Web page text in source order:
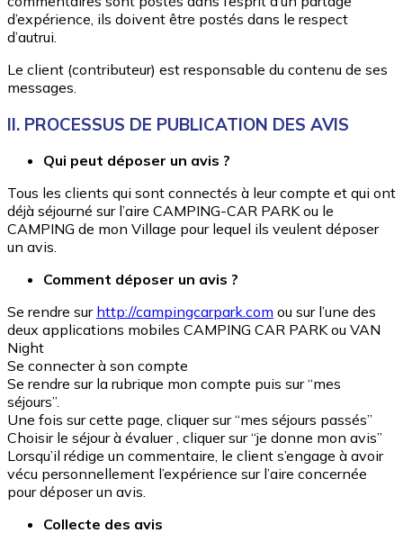
d’expérience, ils doivent être postés dans le respect
d’autrui.
Le client (contributeur) est responsable du contenu de ses
messages.
II. PROCESSUS DE PUBLICATION DES AVIS
Qui peut déposer un avis ?
Tous les clients qui sont connectés à leur compte et qui ont
déjà séjourné sur l’aire CAMPING-CAR PARK ou le
CAMPING de mon Village pour lequel ils veulent déposer
un avis.
Comment déposer un avis ?
Se rendre sur http://campingcarpark.com ou sur l’une des
deux applications mobiles CAMPING CAR PARK ou VAN
Night
Se connecter à son compte
Se rendre sur la rubrique mon compte puis sur “mes
séjours”.
Une fois sur cette page, cliquer sur “mes séjours passés”
Choisir le séjour à évaluer , cliquer sur “je donne mon avis”
Lorsqu’il rédige un commentaire, le client s’engage à avoir
vécu personnellement l’expérience sur l’aire concernée
pour déposer un avis.
Collecte des avis